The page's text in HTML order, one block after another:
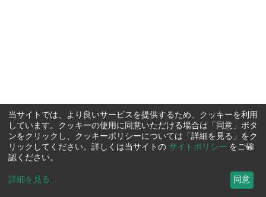
当サイトでは、より良いサービスを提供するため、クッキーを利用
しています。クッキーの使用に同意いただける場合は「同意」ボタ
ンをクリックし、クッキーポリシーについては「詳細を見る」をク
リックしてください。詳しくは当サイトの サイトポリシー をご確
認ください。
詳細を見る ... 同意